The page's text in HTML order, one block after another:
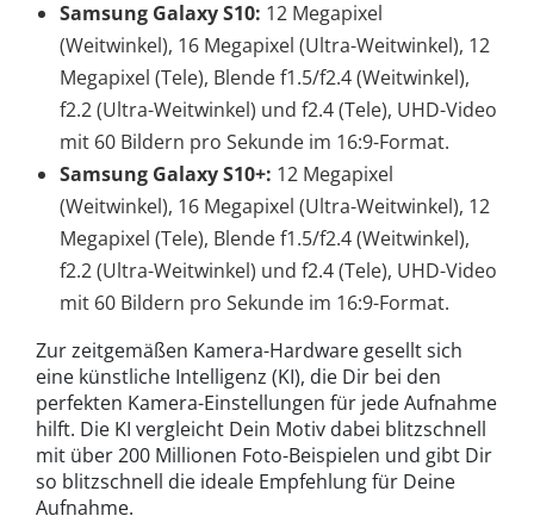
Samsung Galaxy S10: 12 Megapixel
(Weitwinkel), 16 Megapixel (Ultra-Weitwinkel), 12
Megapixel (Tele), Blende f1.5/f2.4 (Weitwinkel),
f2.2 (Ultra-Weitwinkel) und f2.4 (Tele), UHD-Video
mit 60 Bildern pro Sekunde im 16:9-Format.
Samsung GalaxyS10+: 12 Megapixel
(Weitwinkel), 16 Megapixel (Ultra-Weitwinkel), 12
Megapixel (Tele), Blende f1.5/f2.4 (Weitwinkel),
f2.2 (Ultra-Weitwinkel) und f2.4 (Tele), UHD-Video
mit 60 Bildern pro Sekunde im 16:9-Format.
Zur zeitgemäßen Kamera-Hardware gesellt sich
eine künstliche Intelligenz (KI), die Dir bei den
perfekten Kamera-Einstellungen für jede Aufnahme
hilft. Die KI vergleicht Dein Motiv dabei blitzschnell
mit über 200 Millionen Foto-Beispielen und gibt Dir
so blitzschnell die ideale Empfehlung für Deine
Aufnahme.